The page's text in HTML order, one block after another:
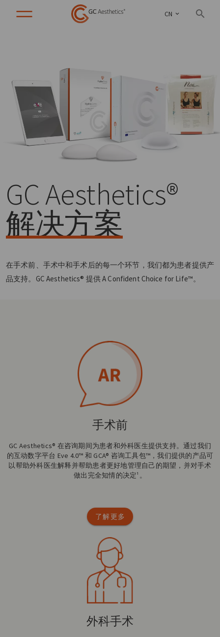
CN
GC Aesthetics®
解决方案
在手术前、手术中和手术后的每一个环节，我们都为患者提供产
品支持。GC Aesthetics® 提供 A Confident Choice for Life™。
手术前
GC Aesthetics® 在咨询期间为患者和外科医生提供支持。通过我们
的互动数字平台 Eve 4.0™ 和 GCA® 咨询工具包™，我们提供的产品可
以帮助外科医生解释并帮助患者更好地管理自己的期望，并对手术
做出完全知情的决定¹。
了解更多
外科手术